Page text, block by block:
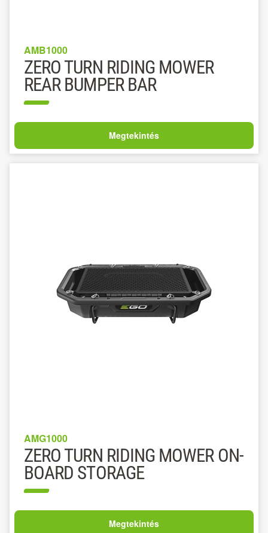
AMB1000
ZERO TURN RIDING MOWER
REAR BUMPER BAR
Megtekintés
AMG1000
ZERO TURN RIDING MOWER ON-
BOARD STORAGE
Megtekintés